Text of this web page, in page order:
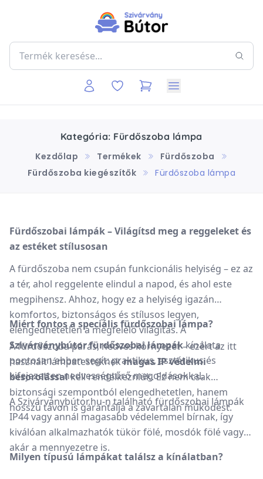
Kategória: Fürdőszoba lámpa
Kezdőlap
Termékek
Fürdőszoba
Fürdőszoba kiegészítők
Fürdőszoba lámpa
Fürdőszobai lámpák – Világítsd meg a reggeleket és
az estéket stílusosan
A fürdőszoba nem csupán funkcionális helyiség – ez az
a tér, ahol reggelente elindul a napod, és ahol este
megpihensz. Ahhoz, hogy ez a helyiség igazán
komfortos, biztonságos és stílusos legyen,
elengedhetetlen a megfelelő világítás. A
Szivárványbútor fürdőszobai lámpákkínálata
pontosan ebben segít: praktikus, esztétikus és
kifejezetten nedvességtűrő megoldásokkal.
Miért fontos a speciális fürdőszobai lámpa?
A fürdőszoba párás, nedves környezet – ezért az itt
használt lámpatesteknekmagas IP védelmi
besorolássalkell rendelkezniük. Ez nem csak
biztonsági szempontból elengedhetetlen, hanem
hosszú távon is garantálja a zavartalan működést.
A Szivárványbútor.hu-n található fürdőszobai lámpák
IP44 vagy annál magasabb védelemmel bírnak, így
kiválóan alkalmazhatók tükör fölé, mosdók fölé vagy
akár a mennyezetre is.
Milyen típusú lámpákat találsz a kínálatban?